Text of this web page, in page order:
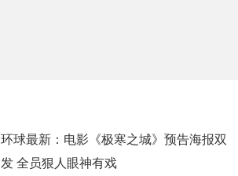
环球最新：电影《极寒之城》预告海报双
发 全员狠人眼神有戏